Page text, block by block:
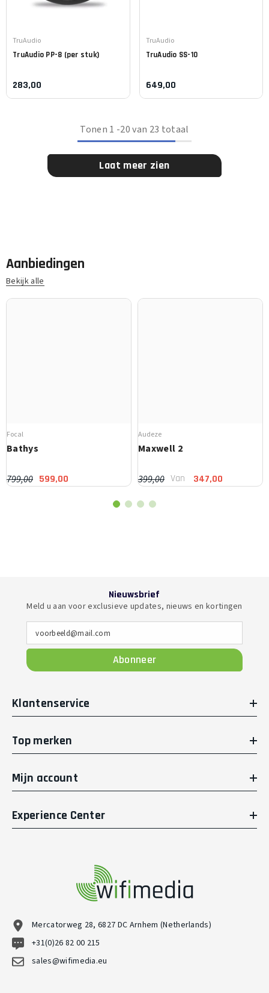
Leverancier:
TruAudio
TruAudio PP-8 (per stuk)
283,00
Leverancier:
TruAudio
TruAudio SS-10
649,00
Tonen 1 -20van 23 totaal
Laat meer zien
Aanbiedingen
Bekijk alle
Focal
Bathys
799,00 599,00
Audeze
Maxwell 2
399,00 Van 347,00
Nieuwsbrief
Meld u aan voor exclusieve updates, nieuws en kortingen
voorbeeld@mail.com
Abonneer
Klantenservice
Top merken
Mijn account
Experience Center
Mercatorweg 28, 6827 DC Arnhem (Netherlands)
+31(0)26 82 00 215
sales@wifimedia.eu